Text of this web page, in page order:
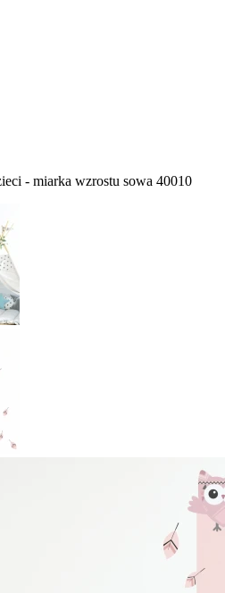
- miarka wzrostu sowa 40010